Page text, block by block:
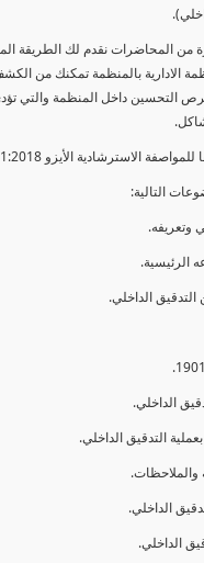
المحاضرات نقدم لك الطريقة
الادارية بالمنظمة تمكنك من
التحسين داخل المنظمة والتي
الاسترشادية الأيزو 19011:2018.
التالية: